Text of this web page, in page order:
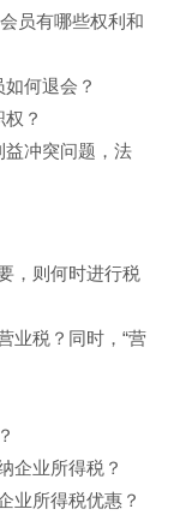
员有哪些权利和
何退会？
？
益冲突问题，法
，则何时进行税
业税？同时，“营
企业所得税？
业所得税优惠？